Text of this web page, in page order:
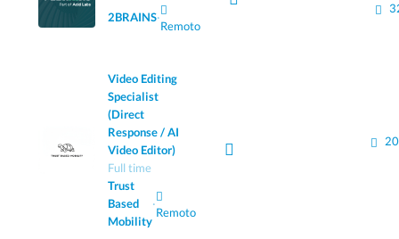
2BRAINS·
Remoto
Video Editing
Specialist
(Direct
Response / AI
Video Editor)
Full time
Trust
Based
Mobility
·
Remoto